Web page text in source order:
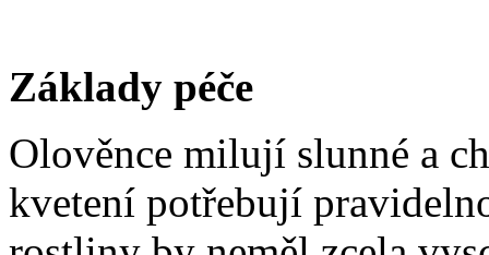
Základy péče
Olověnce milují slunné a
kvetení potřebují